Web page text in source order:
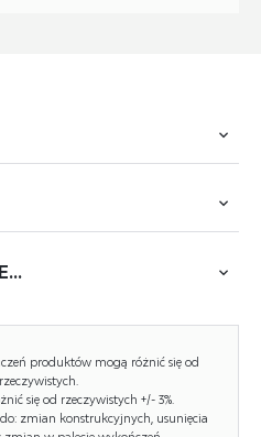
z funkcją regulacji
kolory: dąb artisan -
biurko
nowoczesny, loft
produktów mogą różnić się od
się od rzeczywistych +/- 3%.
zmian konstrukcyjnych, usunięcia